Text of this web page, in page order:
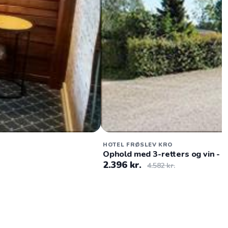
HOTEL FRØSLEV KRO
Ophold med 3-retters og vin -
2.396 kr. 4.582 kr.